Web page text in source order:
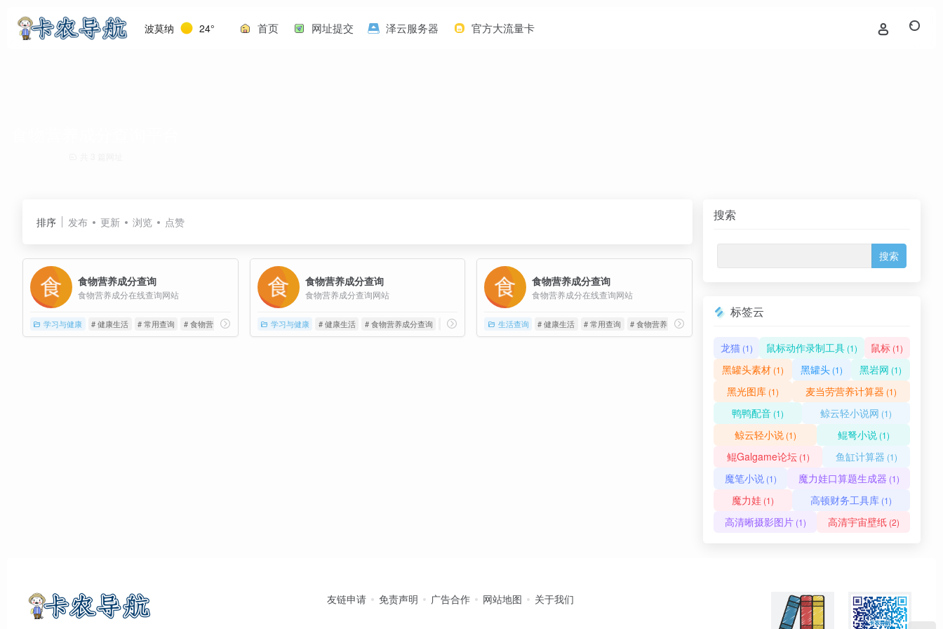
波莫纳 24° 首页 网址提交 泽云服务器 官方大流量卡
排序 发布 更新 浏览 点赞
食物营养成分查询
食物营养成分在线查询网站
学习与健康 # 健康生活 # 常用查询 # 食物营养
食物营养成分查询
食物营养成分查询网站
学习与健康 # 健康生活 # 食物营养成分查询 # 食物营养成分查询平台
食物营养成分查询
食物营养成分在线查询网站
生活查询 # 健康生活 # 常用查询 # 食物营养
搜索
标签云
龙猫(1) 鼠标动作录制工具(1) 鼠标 (1)
黑罐头素材 (1) 黑罐头 (1) 黑岩网 (1)
黑光图库 (1) 麦当劳营养计算器 (1)
鸭鸭配音 (1) 鲸云轻小说网 (1)
鲸云轻小说(1) 鲲弩小说(1)
鲲Galgame论坛(1) 鱼缸计算器 (1)
魔笔小说(1) 魔力娃口算题生成器 (1)
魔力娃 (1) 高顿财务工具库 (1)
高清晰摄影图片(1) 高清宇宙壁纸(2)
友链申请 免责声明 广告合作 网站地图 关于我们